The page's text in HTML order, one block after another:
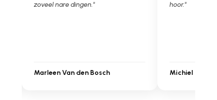
hoor."
Michiel Uitdenbongerd
Ontstoppen.nl
Sarah Touat